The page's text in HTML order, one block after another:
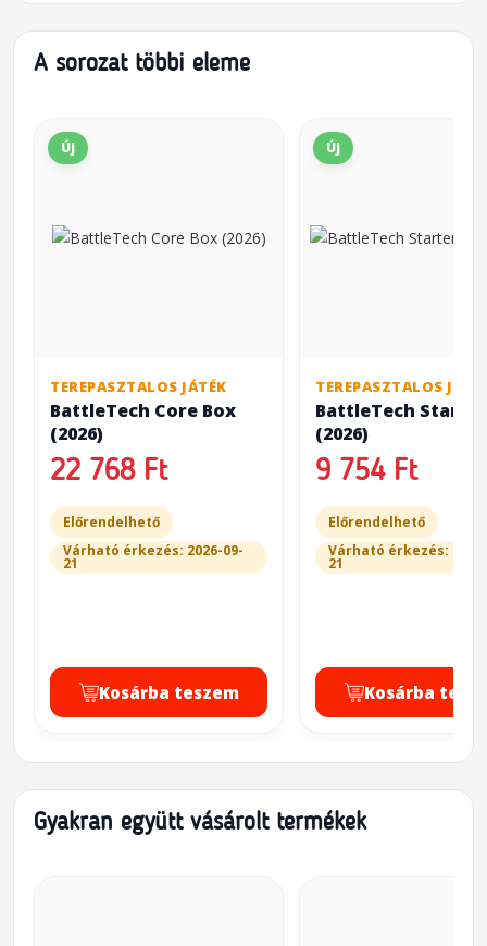
A sorozat többi eleme
Új
TEREPASZTALOS JÁTÉK
BattleTech Core Box
(2026)
22 768 Ft
Előrendelhető
Várható érkezés: 2026-09-
21
Kosárba teszem
Új
TEREPASZTALOS
BattleTech
(2026)
9 754 Ft
Előrendelhető
Várható érkezés:
21
Kosárba
Gyakran együtt vásárolt termékek